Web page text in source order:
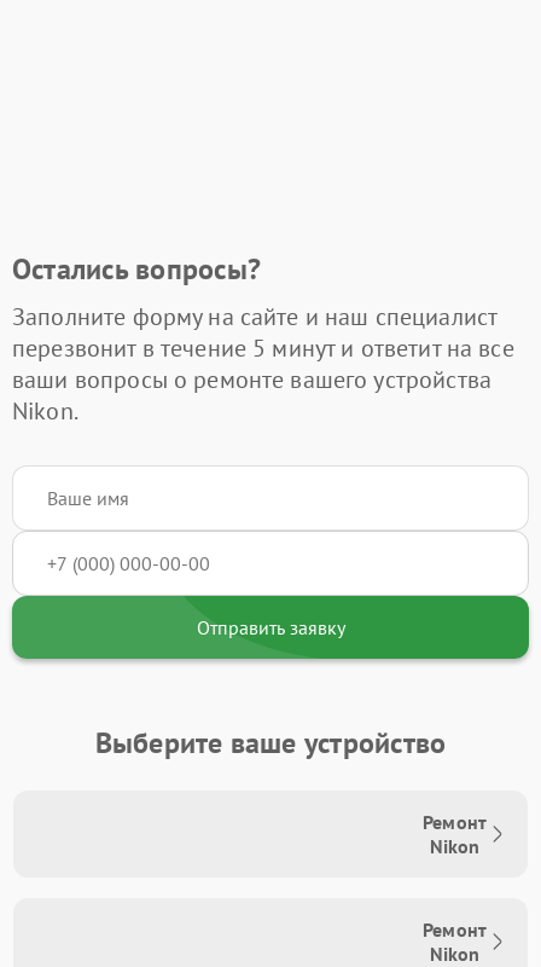
Остались вопросы?
Заполните форму на сайте и наш специалист
перезвонит в течение 5 минут и ответит на все
ваши вопросы о ремонте вашего устройства
Nikon.
Отправить заявку
Выберите ваше устройство
Ремонт
Nikon
Ремонт
Nikon